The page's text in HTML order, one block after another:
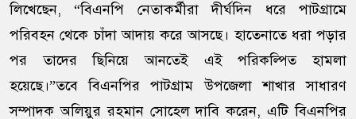
লিখেছেন, “বিএনপি নেতাকর্মীরা দীর্ঘদিন ধরে পাটগ্রামে
পরিবহন থেকে চাঁদা আদায় করে আসছে। হাতেনাতে ধরা পড়ার
পর তাদের ছিনিয়ে আনতেই এই পরিকল্পিত হামলা
হয়েছে।”তবে বিএনপির পাটগ্রাম উপজেলা শাখার সাধারণ
সম্পাদক অলিয়ুর রহমান সোহেল দাবি করেন, এটি বিএনপির